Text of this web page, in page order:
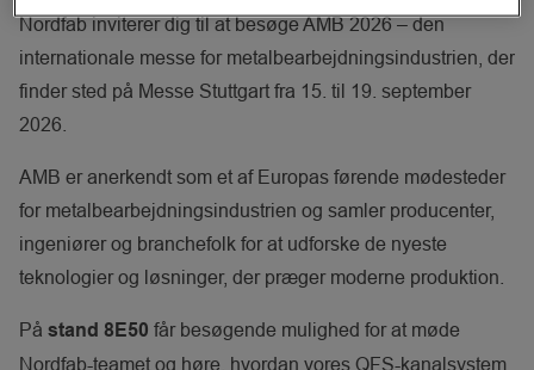
Nordfab inviterer dig til at besøge AMB 2026 – den
internationale messe for metalbearbejdningsindustrien, der
finder sted på Messe Stuttgart fra 15. til 19. september
2026.
AMB er anerkendt som et af Europas førende mødesteder
for metalbearbejdningsindustrien og samler producenter,
ingeniører og branchefolk for at udforske de nyeste
teknologier og løsninger, der præger moderne produktion.
På stand 8E50 får besøgende mulighed for at møde
Nordfab-teamet og høre, hvordan vores QFS-kanalsystem